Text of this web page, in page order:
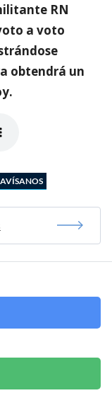
RN
a voto
obtendrá un
AVÍSANOS